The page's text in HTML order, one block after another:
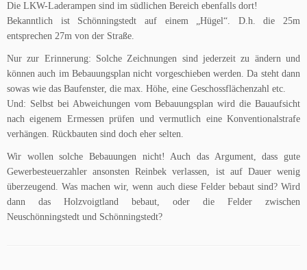
Die LKW-Laderampen sind im südlichen Bereich ebenfalls dort!
Bekanntlich ist Schönningstedt auf einem „Hügel“. D.h. die 25m
entsprechen 27m von der Straße.
Nur zur Erinnerung: Solche Zeichnungen sind jederzeit zu ändern und
können auch im Bebauungsplan nicht vorgeschieben werden. Da steht dann
sowas wie das Baufenster, die max. Höhe, eine Geschossflächenzahl etc.
Und: Selbst bei Abweichungen vom Bebauungsplan wird die Bauaufsicht
nach eigenem Ermessen prüfen und vermutlich eine Konventionalstrafe
verhängen. Rückbauten sind doch eher selten.
Wir wollen solche Bebauungen nicht! Auch das Argument, dass gute
Gewerbesteuerzahler ansonsten Reinbek verlassen, ist auf Dauer wenig
überzeugend. Was machen wir, wenn auch diese Felder bebaut sind? Wird
dann das Holzvoigtland bebaut, oder die Felder zwischen
Neuschönningstedt und Schönningstedt?